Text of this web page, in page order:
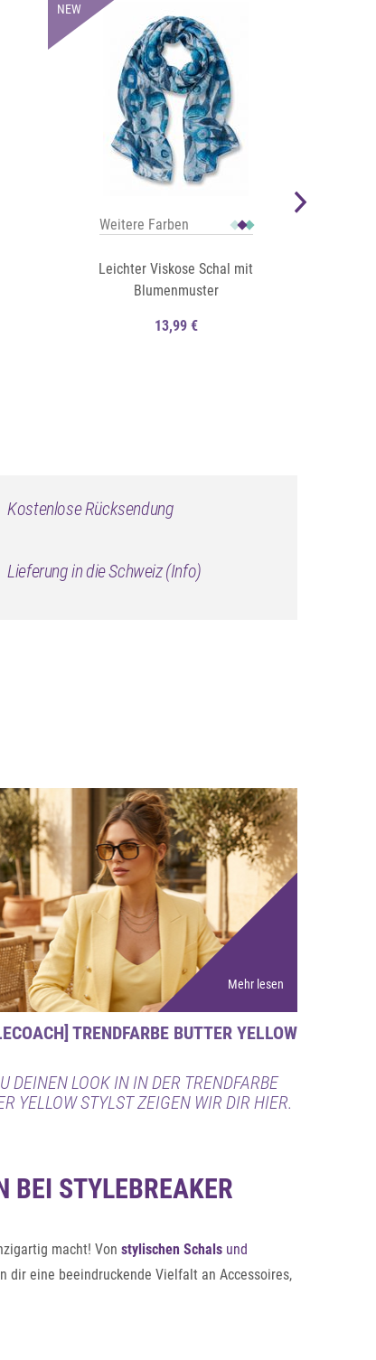
NEW
Weitere Farben
Leichter Viskose Schal mit
Blumenmuster
13,99 €
Kostenlose Rücksendung
Lieferung in die Schweiz (Info)
Mehr lesen
TRENDFARBE BUTTER YELLOW
DEINEN LOOK IN IN DER TRENDFARBE
YELLOW STYLST ZEIGEN WIR DIR HIER.
BEI STYLEBREAKER
macht! Von stylischen Schals und
dir eine beeindruckende Vielfalt an Accessoires,